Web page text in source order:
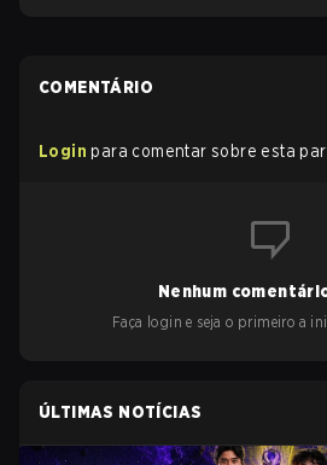
COMENTÁRIO
Login para comentar sobre esta
Nenhum
Faça login e seja o primeiro a
ÚLTIMAS NOTÍCIAS